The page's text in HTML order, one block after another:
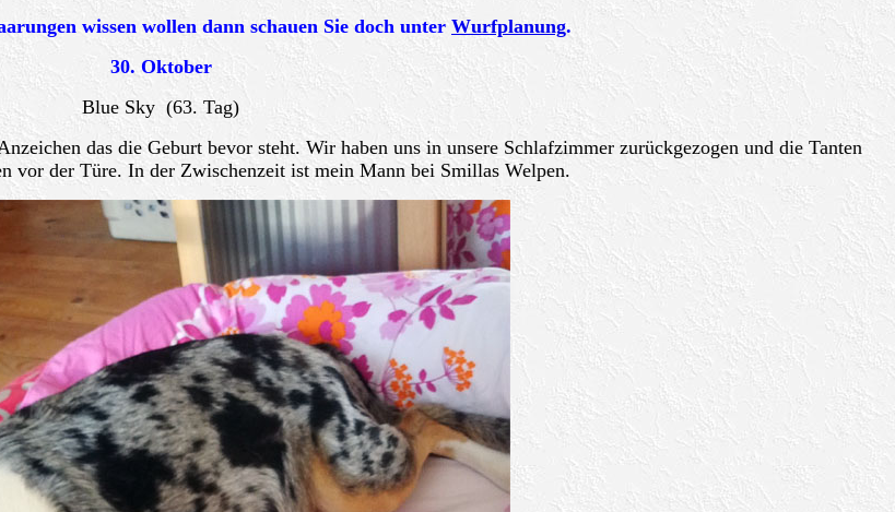
wissen wollen dann schauen Sie doch unter Wurfplanung.
30. Oktober
Blue Sky (63. Tag)
das die Geburt bevor steht. Wir haben uns in unsere Schlafzimmer zurückgezogen und die Tanten
vor der Türe. In der Zwischenzeit ist mein Mann bei Smillas Welpen.